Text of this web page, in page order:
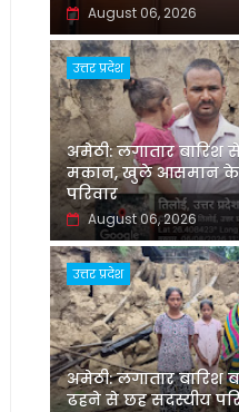
August 06, 2026
उत्तर प्रदेश
अमेठी: लगातार बारिश
मकान, खुले आसमान के
परिवार
August 06, 2026
उत्तर प्रदेश
अमेठी: लगातार
ढहने से छह सदस्यीय